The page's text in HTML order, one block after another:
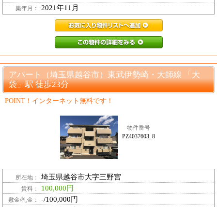
築年月： 2021年11月
PZ130659_202お
PZ130659_202こ
アパート（埼玉県越谷市）東武伊勢崎・大師線 「大
袋」駅 徒歩23分
POINT！インターネット無料です！
物件番号
PZ4037603_8
所在地： 埼玉県越谷市大字三野宮
賃料： 100,000円
敷金/礼金：
-/100,000円